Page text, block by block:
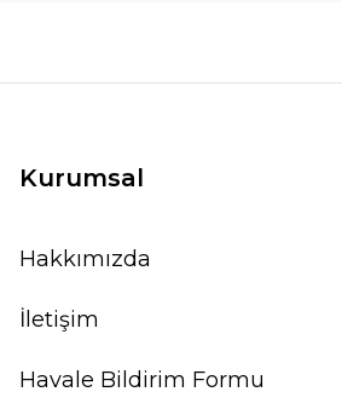
Kurumsal
Hakkımızda
İletişim
Havale Bildirim Formu